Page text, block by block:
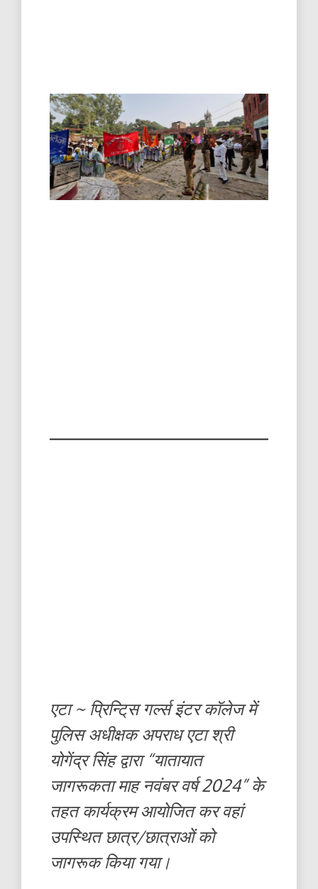
एटा ~ प्रिन्टि्स गर्ल्स इंटर कॉलेज में
पुलिस अधीक्षक अपराध एटा श्री
योगेंद्र सिंह द्वारा “यातायात
जागरूकता माह नवंबर वर्ष 2024” के
तहत कार्यक्रम आयोजित कर वहां
उपस्थित छात्र/छात्राओं को
जागरूक किया गया।